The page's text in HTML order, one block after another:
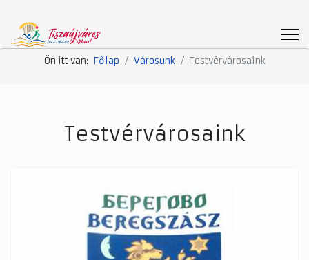
Ön itt van: Főlap Városunk Testvérvárosaink
Testvérvárosaink